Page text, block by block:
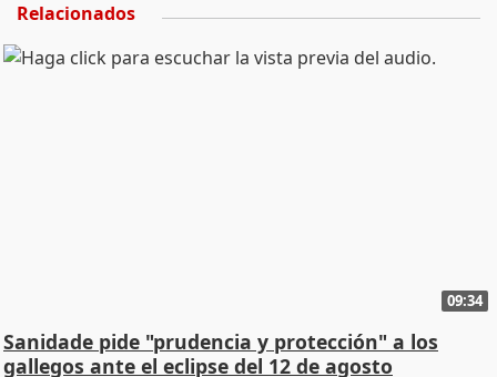
Relacionados
09:34
Sanidade pide "prudencia y protección" a los
gallegos ante el eclipse del 12 de agosto